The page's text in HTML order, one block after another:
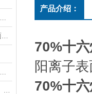
产品介绍：
70%十
阳离子
70%十